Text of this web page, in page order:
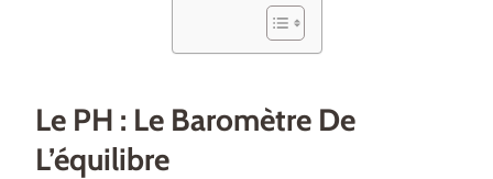
Le PH : Le Baromètre De
L’équilibre